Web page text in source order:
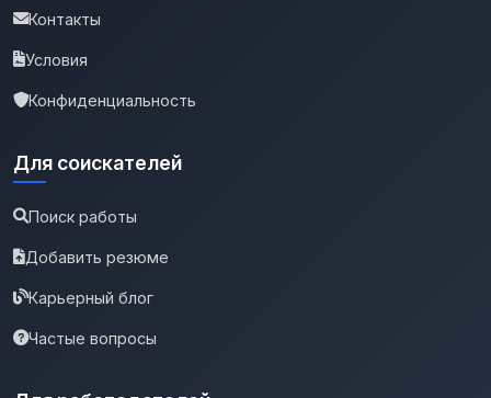
Контакты
Условия
Конфиденциальность
Для соискателей
Поиск работы
Добавить резюме
Карьерный блог
Частые вопросы